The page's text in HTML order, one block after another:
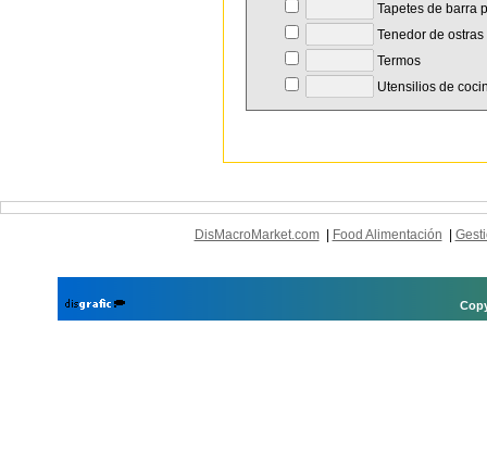
Tapetes de barra
Tenedor de ostras
Termos
Utensilios de
DisMacroMarket.com| Food Alimentación